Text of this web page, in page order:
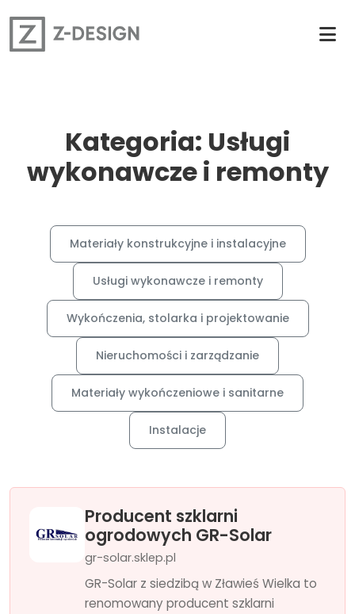
Kategoria: Usługi
wykonawcze i remonty
Materiały konstrukcyjne i instalacyjne
Usługi wykonawcze i remonty
Wykończenia, stolarka i projektowanie
Nieruchomości i zarządzanie
Materiały wykończeniowe i sanitarne
Instalacje
Producent szklarni
ogrodowych GR-Solar
gr-solar.sklep.pl
GR-Solar z siedzibą w Zławieś Wielka to
renomowany producent szklarni